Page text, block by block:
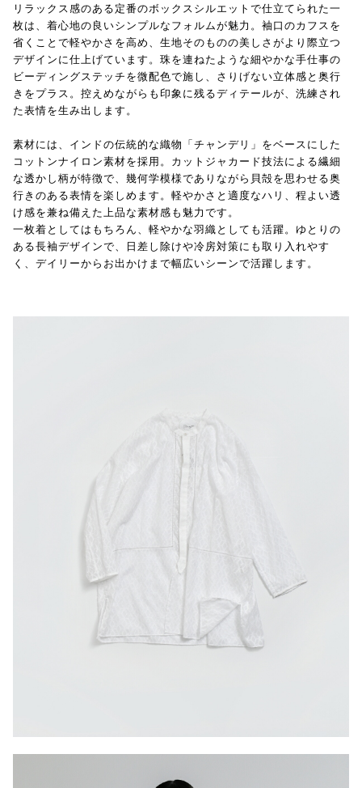
リラックス感のある定番のボックスシルエットで仕立てられた一
枚は、着心地の良いシンプルなフォルムが魅力。袖口のカフスを
省くことで軽やかさを高め、生地そのものの美しさがより際立つ
デザインに仕上げています。珠を連ねたような細やかな手仕事の
ビーディングステッチを微配色で施し、さりげない立体感と奥行
きをプラス。控えめながらも印象に残るディテールが、洗練され
た表情を生み出します。
素材には、インドの伝統的な織物「チャンデリ」をベースにした
コットンナイロン素材を採用。カットジャカード技法による繊細
な透かし柄が特徴で、幾何学模様でありながら貝殻を思わせる奥
行きのある表情を楽しめます。軽やかさと適度なハリ、程よい透
け感を兼ね備えた上品な素材感も魅力です。
一枚着としてはもちろん、軽やかな羽織としても活躍。ゆとりの
ある長袖デザインで、日差し除けや冷房対策にも取り入れやす
く、デイリーからお出かけまで幅広いシーンで活躍します。